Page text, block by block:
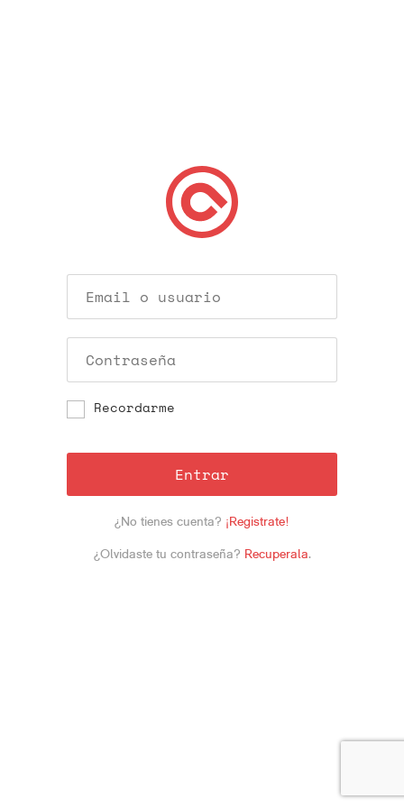
Recordarme
Entrar
¿No tienes cuenta? ¡Registrate!
¿Olvidaste tu contraseña? Recuperala.